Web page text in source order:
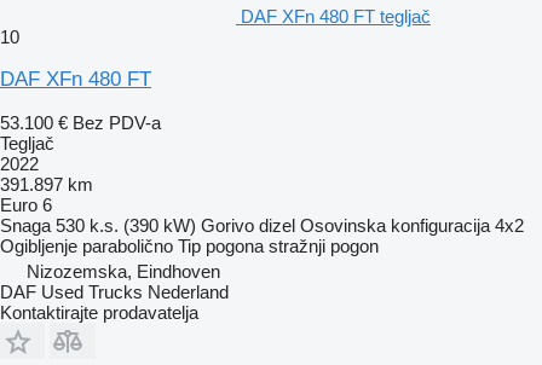
DAF XFn 480 FT tegljač
10
DAF XFn 480 FT
53.100 € Bez PDV-a
Tegljač
2022
391.897 km
Euro 6
Snaga 530 k.s. (390 kW) Gorivo dizel Osovinska konfiguracija 4x2
Ogibljenje parabolično Tip pogona stražnji pogon
Nizozemska, Eindhoven
DAF Used Trucks Nederland
Kontaktirajte prodavatelja